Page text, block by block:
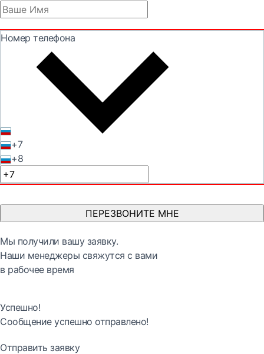
Номер телефона
+7
+8
ПЕРЕЗВОНИТЕ МНЕ
Мы получили вашу заявку.
Наши менеджеры свяжутся с вами
в рабочее время
Успешно!
Сообщение успешно отправлено!
Отправить заявку